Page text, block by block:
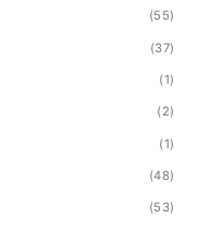
(55)
(37)
(1)
(2)
(1)
(48)
(53)